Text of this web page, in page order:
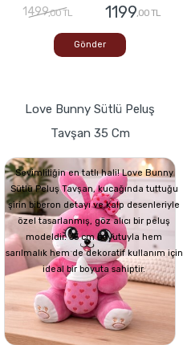
1499,00 TL 1199,00 TL
Gönder
Love Bunny Sütlü Peluş
Tavşan 35 Cm
Sevimliliğin en tatlı hali! Love Bunny
Sütlü Peluş Tavşan, kucağında tuttuğu
şirin biberon detayı ve kalp desenleriyle
özel tasarlanmış, göz alıcı bir peluş
modeldir. 35 cm boyutuyla hem
sarılmalık hem de dekoratif kullanım için
ideal bir boyuta sahiptir.